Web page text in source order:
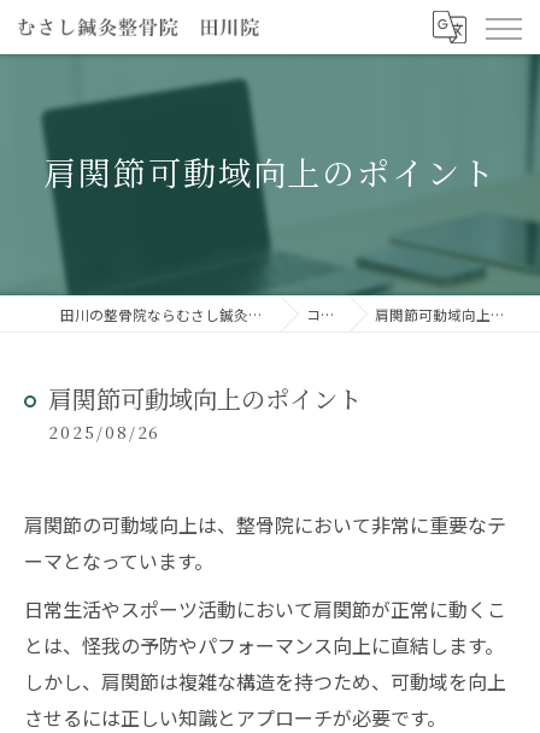
肩関節可動域向上のポイント
田川の整骨院ならむさし鍼灸整骨院 田川院 コラム 肩関節可動域向上のポイント
肩関節可動域向上のポイント
2025/08/26
肩関節の可動域向上は、整骨院において非常に重要なテ
ーマとなっています。
日常生活やスポーツ活動において肩関節が正常に動くこ
とは、怪我の予防やパフォーマンス向上に直結します。
しかし、肩関節は複雑な構造を持つため、可動域を向上
させるには正しい知識とアプローチが必要です。